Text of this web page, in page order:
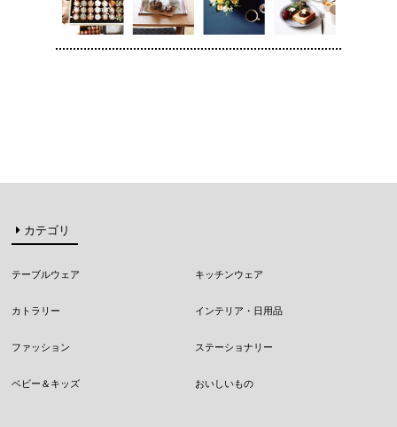
カテゴリ
テーブルウェア キッチンウェア
カトラリー インテリア・日用品
ファッション ステーショナリー
ベビー＆キッズ おいしいもの